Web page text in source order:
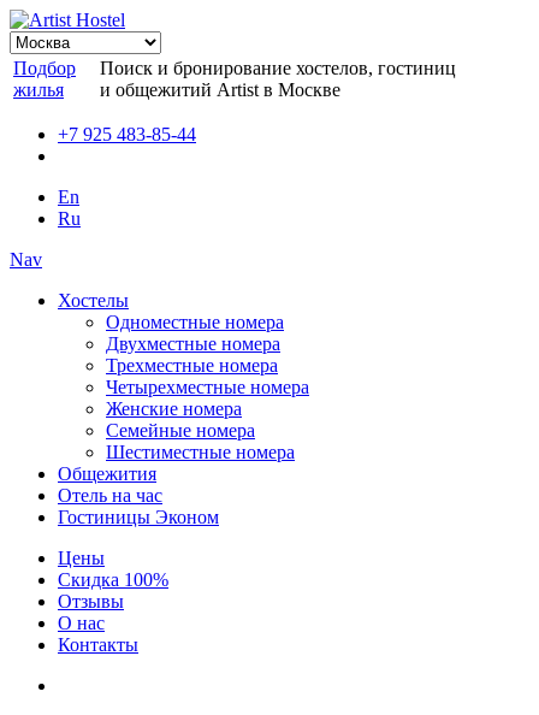
Подбор
жилья
Поиск и бронирование хостелов, гостиниц
и общежитий Artist в Москве
+7 925 483-85-44
En
Ru
Nav
Хостелы
Одноместные номера
Двухместные номера
Трехместные номера
Четырехместные номера
Женские номера
Семейные номера
Шестиместные номера
Общежития
Отель на час
Гостиницы Эконом
Цены
Скидка 100%
Отзывы
О нас
Контакты